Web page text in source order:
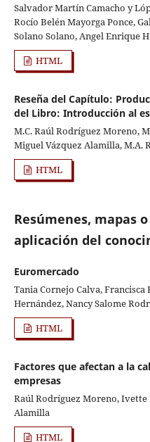
Salvador Martín Camacho y
Rocío Belén Mayorga Ponce,
Solano Solano, Angel Enrique
HTML
Reseña del Capítulo:
del Libro: Introducción al
M.C. Raúl Rodríguez Moreno,
Miguel Vázquez Alamilla, M.A.
HTML
Resúmenes, mapas
aplicación del
Euromercado
Tania Cornejo Calva, Francisca
Hernández, Nancy Salome
HTML
Factores que afectan a la
empresas
Raúl Rodríguez Moreno, Ivette
Alamilla
HTML